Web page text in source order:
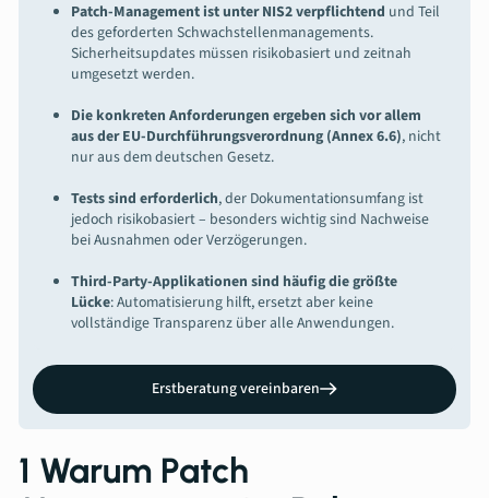
Patch-Management ist unter NIS2 verpflichtend und Teil
des geforderten Schwachstellenmanagements.
Sicherheitsupdates müssen risikobasiert und zeitnah
umgesetzt werden.
Die konkreten Anforderungen ergeben sich vor allem
aus der EU-Durchführungsverordnung (Annex 6.6), nicht
nur aus dem deutschen Gesetz.
Tests sind erforderlich, der Dokumentationsumfang ist
jedoch risikobasiert – besonders wichtig sind Nachweise
bei Ausnahmen oder Verzögerungen.
Third-Party-Applikationen sind häufig die größte
Lücke: Automatisierung hilft, ersetzt aber keine
vollständige Transparenz über alle Anwendungen.
Erstberatung vereinbaren
1 Warum Patch